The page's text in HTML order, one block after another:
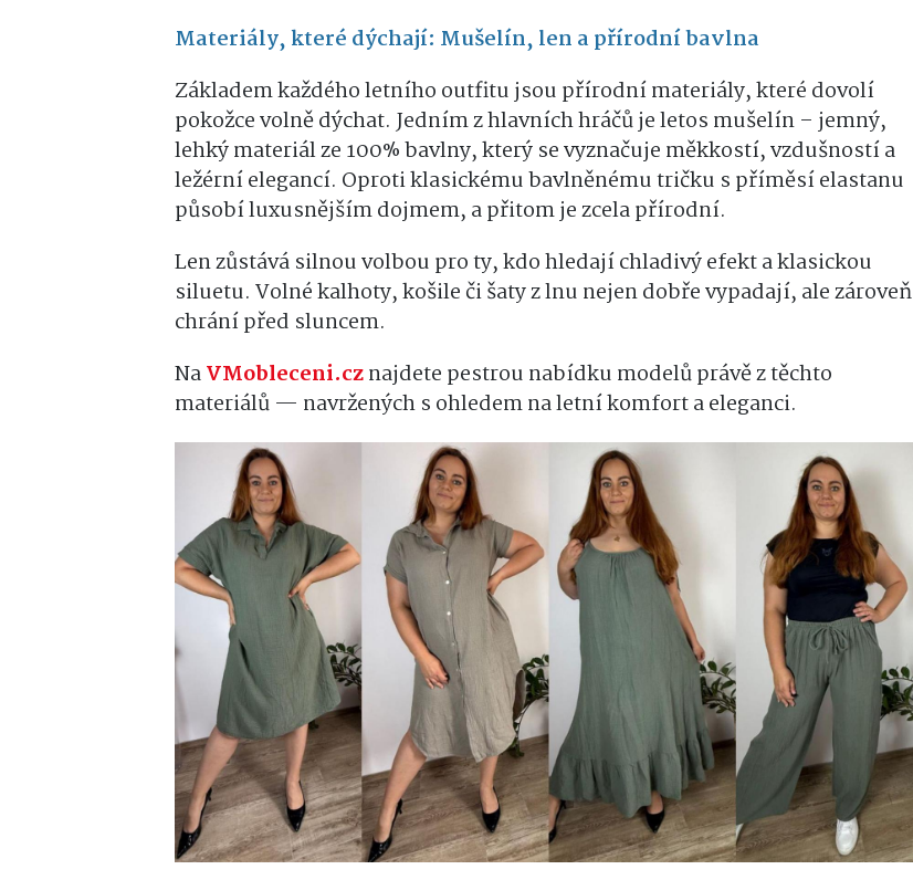
Materiály, které dýchají: Mušelín, len a přírodní bavlna
Základem každého letního outfitu jsou přírodní materiály, které dovolí
pokožce volně dýchat. Jedním z hlavních hráčů je letos mušelín – jemný,
lehký materiál ze 100% bavlny, který se vyznačuje měkkostí, vzdušností a
ležérní elegancí. Oproti klasickému bavlněnému tričku s příměsí elastanu
působí luxusnějším dojmem, a přitom je zcela přírodní.
Len zůstává silnou volbou pro ty, kdo hledají chladivý efekt a klasickou
siluetu. Volné kalhoty, košile či šaty z lnu nejen dobře vypadají, ale zároveň
chrání před sluncem.
NaVMobleceni.cznajdete pestrou nabídku modelů právě z těchto
materiálů — navržených s ohledem na letní komfort a eleganci.